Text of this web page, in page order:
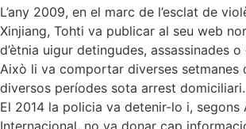
L’any 2009, en el marc de l’esclat de
Xinjiang, Tohti va publicar al seu web
d’ètnia uigur detingudes, assassinades
Això li va comportar diverses setmanes
diversos períodes sota arrest domiciliari.
El 2014 la policia va detenir-lo i, segons